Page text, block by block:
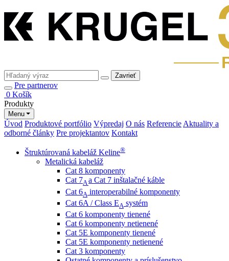
Zavrieť
Pre partnerov
0 Košík
Produkty
Menu
Úvod Produktové portfólio Výpredaj O nás Referencie Aktuality a
odborné články Pre projektantov Kontakt
Štruktúrovaná kabeláž Keline®
Metalická kabeláž
Cat 8 komponenty
Cat 7Aa Cat 7 inštalačné káble
Cat 6A interoperabilné komponenty
Cat 6A / Class EA systém
Cat 6 komponenty tienené
Cat 6 komponenty netienené
Cat 5E komponenty tienené
Cat 5E komponenty netienené
Cat 3 komponenty